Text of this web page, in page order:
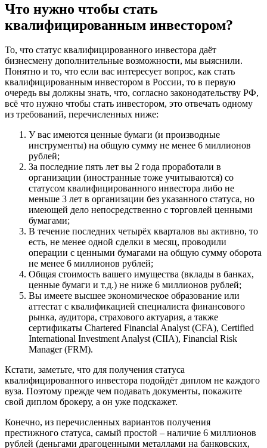
Что нужно чтобы стать
квалифицированным инвестором?
То, что статус квалифицированного инвестора даёт
бизнесмену дополнительные возможности, мы выяснили.
Понятно и то, что если вас интересует вопрос, как стать
квалифицированным инвестором в России, то в первую
очередь вы должны знать, что, согласно законодательству РФ,
всё что нужно чтобы стать инвестором, это отвечать одному
из требований, перечисленных ниже:
У вас имеются ценные бумаги (и производные
инструменты) на общую сумму не менее 6 миллионов
рублей;
За последние пять лет вы 2 года проработали в
организации (иностранные тоже учитываются) со
статусом квалифицированного инвестора либо не
меньше 3 лет в организации без указанного статуса, но
имеющей дело непосредственно с торговлей ценными
бумагами;
В течение последних четырёх кварталов вы активно, то
есть, не менее одной сделки в месяц, проводили
операции с ценными бумагами на общую сумму оборота
не менее 6 миллионов рублей;
Общая стоимость вашего имущества (вклады в банках,
ценные бумаги и т.д.) не ниже 6 миллионов рублей;
Вы имеете высшее экономическое образование или
аттестат с квалификацией специалиста финансового
рынка, аудитора, страхового актуария, а также
сертификаты Chartered Financial Analyst (CFA), Certified
International Investment Analyst (CIIA), Financial Risk
Manager (FRM).
Кстати, заметьте, что для получения статуса
квалифицированного инвестора подойдёт диплом не каждого
вуза. Поэтому прежде чем подавать документы, покажите
свой диплом брокеру, а он уже подскажет.
Конечно, из перечисленных вариантов получения
престижного статуса, самый простой – наличие 6 миллионов
рублей (деньгами драгоценными металлами на банковских,